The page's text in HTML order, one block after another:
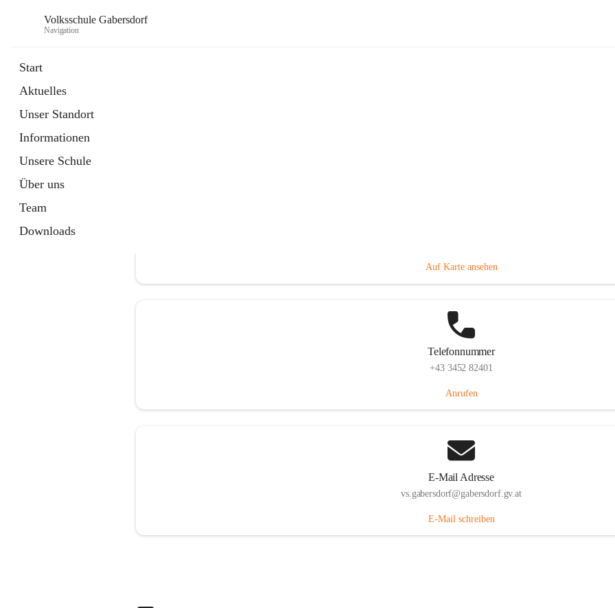
Volksschule Gabersdorf
Navigation
Start
Aktuelles
Unser Standort
Informationen
Unsere Schule
Über uns
Team
Downloads
Auf Karte ansehen
Telefonnummer
+43 3452 82401
Anrufen
E-Mail Adresse
vs.gabersdorf@gabersdorf.gv.at
E-Mail schreiben